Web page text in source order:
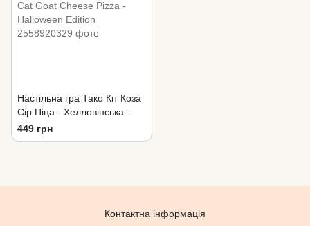
Настільна гра Тако Кіт Коза
Сір Піца - Хелловінська
Версія / Taco Cat Goat
Cheese Pizza - Halloween
449 грн
Контактна інформація